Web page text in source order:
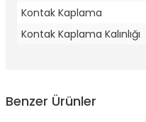
Kontak Kaplama
Kontak Kaplama Kalınlığı
Benzer Ürünler